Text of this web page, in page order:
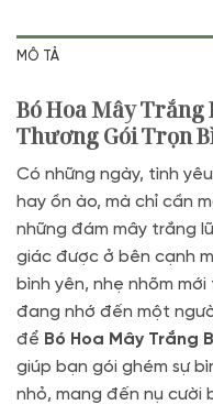
MÔ TẢ
Bó Hoa Mây
Thương Gói Trọn
Có những ngày, tình
hay ồn ào, mà chỉ cần
những đám mây trắng
giác được ở bên cạnh
bình yên, nhẹ nhõm
đang nhớ đến một
để Bó Hoa Mây Trắng
giúp bạn gói ghém sự
nhỏ, mang đến nụ cười